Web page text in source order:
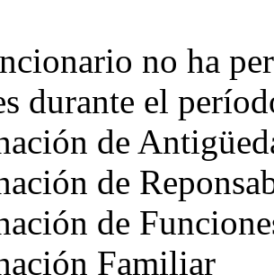
no ha
durante el
de
de
de
Familiar